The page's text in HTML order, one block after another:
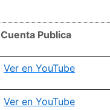
Cuenta Publica
Ver en YouTube
Ver en YouTube